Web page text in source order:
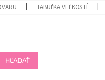
TABUĽKA VEĽKOSTÍ
HĽADAŤ